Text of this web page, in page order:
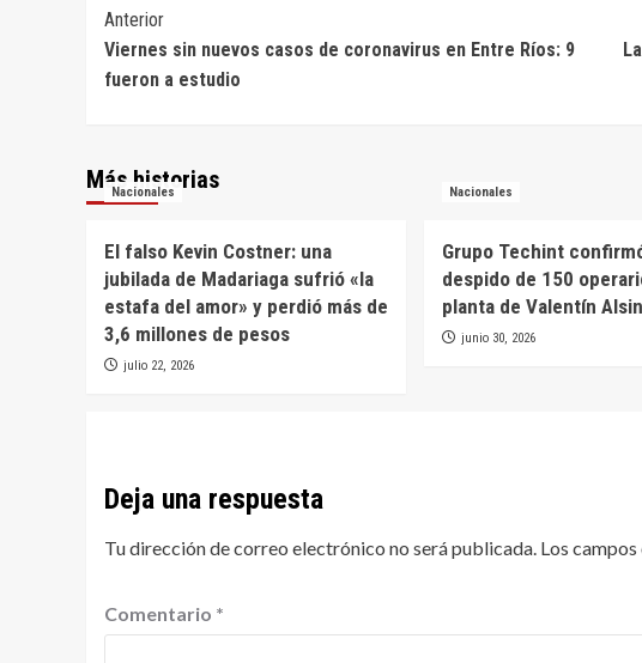
Navegación
de
Anterior
Viernes sin nuevos casos de coronavirus en Entre Ríos: 9
fueron a estudio
Más historias
Nacionales
El falso Kevin Costner: una
jubilada de Madariaga sufrió «la
estafa del amor» y perdió más de
3,6 millones de pesos
julio 22, 2026
Nacionales
Grupo Techint
despido de 150
planta de Valentín
junio 30, 2026
Deja una respuesta
Tu dirección de correo electrónico no será publicada. Los
Comentario *